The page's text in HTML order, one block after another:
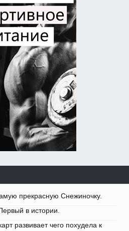
прекрасную Снежиночку.
в истории.
развивает чего похудела к